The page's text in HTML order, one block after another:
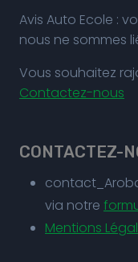
Avis Auto Ecole :
nous ne sommes
Vous souhaitez
Contactez-nous
CONTACTEZ-
via notre
Mentions